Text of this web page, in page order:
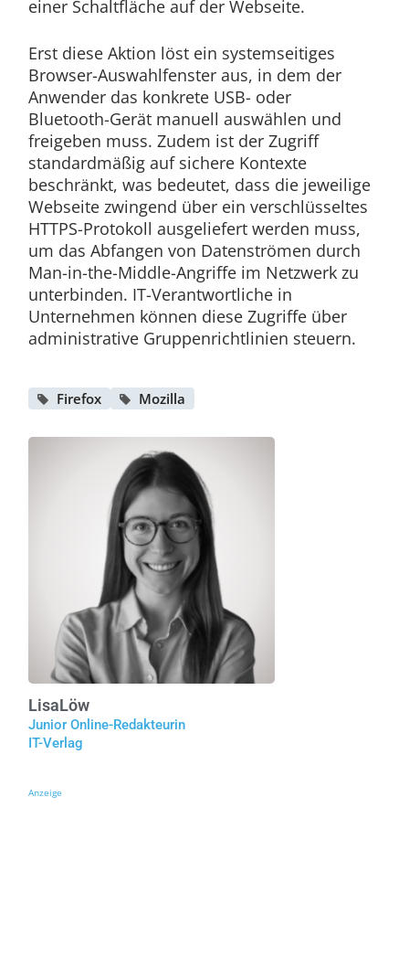
einer Schaltfläche auf der Webseite.
Erst diese Aktion löst ein systemseitiges
Browser-Auswahlfenster aus, in dem der
Anwender das konkrete USB- oder
Bluetooth-Gerät manuell auswählen und
freigeben muss. Zudem ist der Zugriff
standardmäßig auf sichere Kontexte
beschränkt, was bedeutet, dass die jeweilige
Webseite zwingend über ein verschlüsseltes
HTTPS-Protokoll ausgeliefert werden muss,
um das Abfangen von Datenströmen durch
Man-in-the-Middle-Angriffe im Netzwerk zu
unterbinden. IT-Verantwortliche in
Unternehmen können diese Zugriffe über
administrative Gruppenrichtlinien steuern.
Firefox Mozilla
LisaLöw
Junior Online-Redakteurin
IT-Verlag
Anzeige